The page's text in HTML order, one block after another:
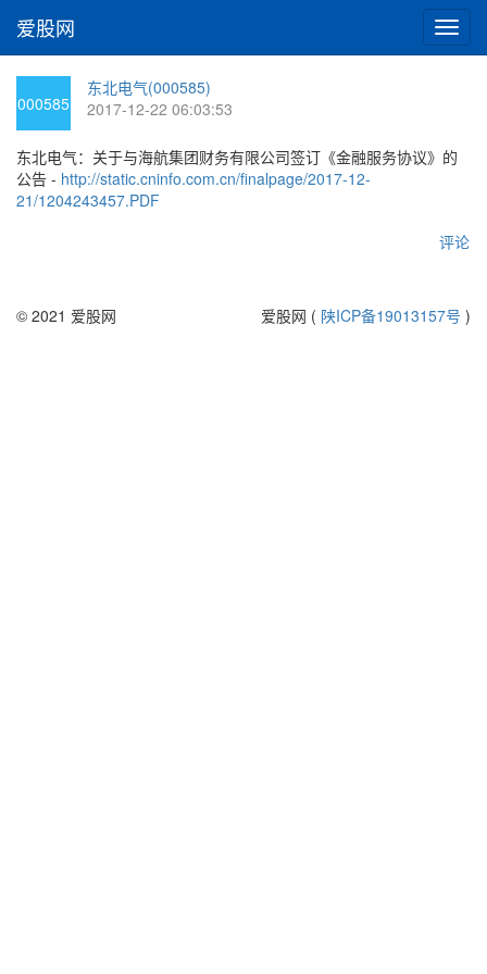
切
换
爱股网
000585
东北电气(000585)
2017-12-22 06:03:53
东北电气：关于与海航集团财务有限公司签订《金融服务协议》的
公告 - http://static.cninfo.com.cn/finalpage/2017-12-
21/1204243457.PDF
评论
© 2021 爱股网 爱股网 ( 陕ICP备19013157号 )